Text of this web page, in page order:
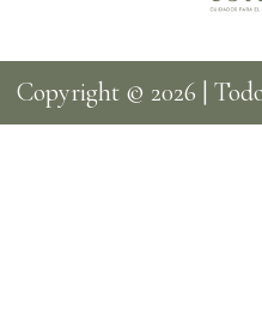
Copyright © 2026 |